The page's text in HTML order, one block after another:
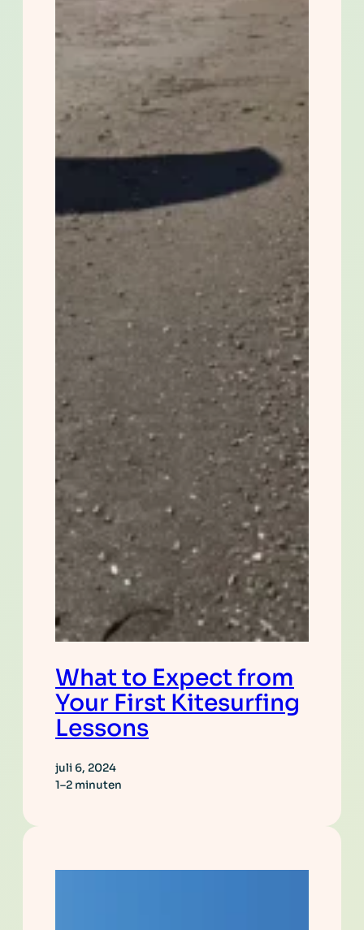
What to Expect from
Your First Kitesurfing
Lessons
juli 6, 2024
1–2 minuten